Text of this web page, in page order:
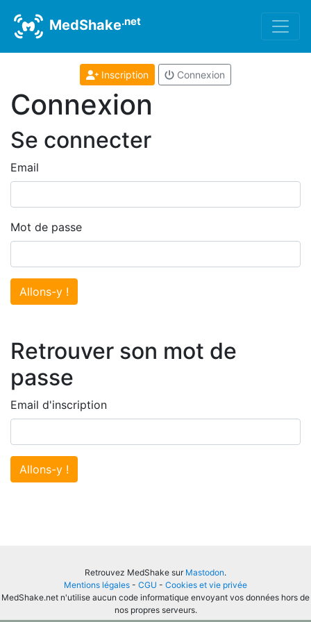
MedShake.net
Inscription Connexion
Connexion
Se connecter
Email
Mot de passe
Allons-y !
Retrouver son mot de
passe
Email d'inscription
Allons-y !
Retrouvez MedShake sur Mastodon.
Mentions légales - CGU - Cookies et vie privée
MedShake.net n'utilise aucun code informatique envoyant vos données hors de
nos propres serveurs.